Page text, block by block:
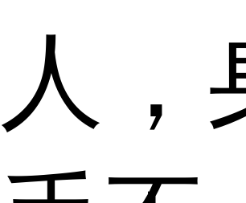
人，